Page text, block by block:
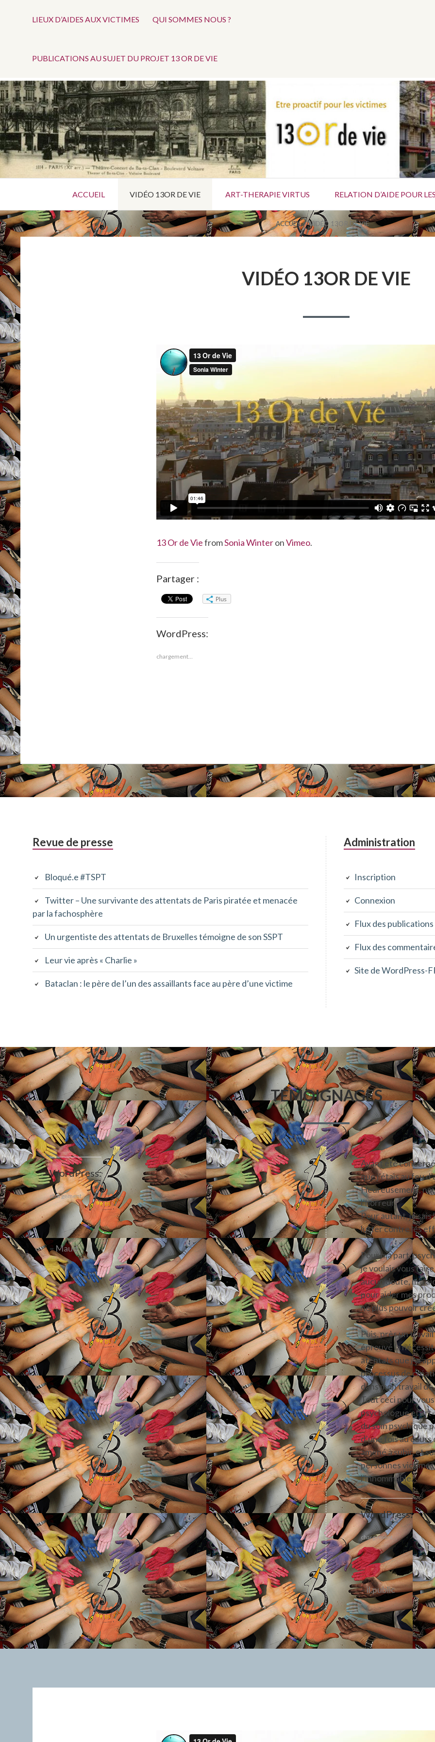
haut
LIEUX D’AIDES AUX VICTIMES QUI SOMMES NOUS ?
PUBLICATIONS AU SUJET DU PROJET 13 OR DE VIE
13 OR DE
VIE –
VICTIMES
DES
ATTENTATS
Ce blogue 13 OR DE VIE est un outil collaboratif pour les ateliers d’Art-Thérapie à l’intention des
principal
ACCUEIL VIDÉO 13OR DE VIE ART-THERAPIE VIRTUS RELATION D’AIDE POUR
FIL
ACCUEIL VIDÉO 13OR DE VIE
VIDÉO 13OR DE VIE
13 Or de ViefromSonia WinteronVimeo.
Partager :
Plus
WordPress:
chargement…
Barre
de
la
page
d'accueil
Revue de presse
Bloqué.e #TSPT
Twitter – Une survivante des attentats de Paris piratée et menacée
par la fachosphère
Un urgentiste des attentats de Bruxelles témoigne de son SSPT
Leur vie après « Charlie »
Bataclan : le père de l’un des assaillants face au père d’une victime
Administration
Inscription
Connexion
Flux des publications
Flux des
Site de WordPress-
TÉMOIGNAGES
WordPress:
chargement…
–Maud
Ayant été
que j’étais au feu
Heureusement,
l’horreur.
Pour autant, je sais
lutter contre les
Pour ma part,
je voulais vous
aucun doute, m’a
pour aider mes
ne plus pouvoir
Puis, près un
éprouvé la
atentats que j’ai
processus de
dans mon travail
Tout ceci pour
psychologue et
du soin psychique
d’une fois au
amené à subir, et
personnes
l’innommable.
WordPress:
chargement…
–il.public